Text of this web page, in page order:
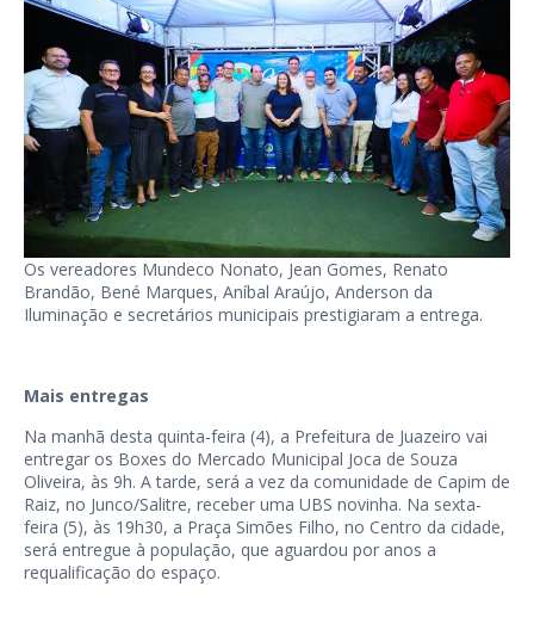
Os vereadores Mundeco Nonato, Jean Gomes, Renato
Brandão, Bené Marques, Aníbal Araújo, Anderson da
Iluminação e secretários municipais prestigiaram a entrega.
Mais entregas
Na manhã desta quinta-feira (4), a Prefeitura de Juazeiro vai
entregar os Boxes do Mercado Municipal Joca de Souza
Oliveira, às 9h. A tarde, será a vez da comunidade de Capim de
Raiz, no Junco/Salitre, receber uma UBS novinha. Na sexta-
feira (5), às 19h30, a Praça Simões Filho, no Centro da cidade,
será entregue à população, que aguardou por anos a
requalificação do espaço.